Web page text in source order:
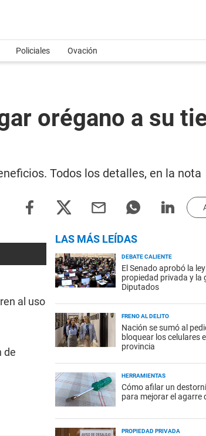
Policiales Ovación
orégano a su
Todos los detalles, en la nota
al uso
de
LAS MÁS LEÍDAS
DEBATE CALIENTE
El Senado aprobó la
propiedad privada y la
Diputados
FRENO AL DELITO
Nación se sumó al
bloquear los celulares
provincia
HERRAMIENTAS
Cómo afilar un
para mejorar el agarre
PROPIEDAD PRIVADA